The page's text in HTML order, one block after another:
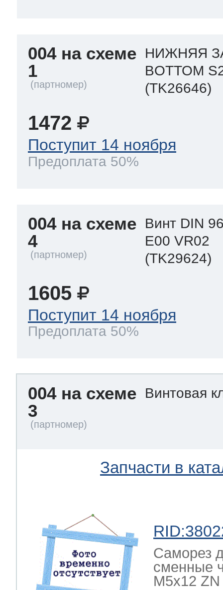
004 на схеме
1
НИЖНЯЯ
BOTTOM
(TK26646)
1472
Поступит 14 ноября
Предоплата 50%
004 на схеме
4
Винт DIN
E00 VR02
(TK29624)
1605
Поступит 14 ноября
Предоплата 50%
004 на схеме
3
Винтовая
Запчасти в
Саморез
сменные
M5x12